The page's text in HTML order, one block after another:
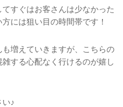
すぐはお客さんは少なかった
には狙い目の時間帯です！
増えていきますが、こちらの
する心配なく行けるのが嬉し
い♪